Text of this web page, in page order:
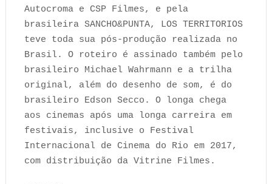
Autocroma e CSP Filmes, e pela
brasileira SANCHO&PUNTA, LOS TERRITORIOS
teve toda sua pós-produção realizada no
Brasil. O roteiro é assinado também pelo
brasileiro Michael Wahrmann e a trilha
original, além do desenho de som, é do
brasileiro Edson Secco. O longa chega
aos cinemas após uma longa carreira em
festivais, inclusive o Festival
Internacional de Cinema do Rio em 2017,
com distribuição da Vitrine Filmes.